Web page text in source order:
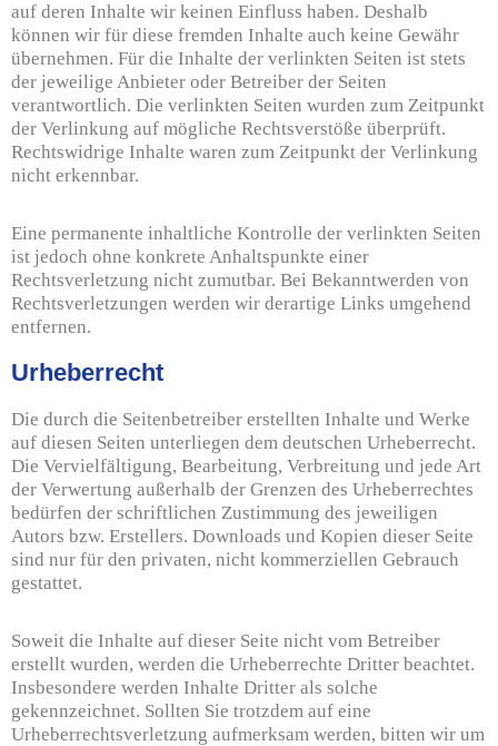
auf deren Inhalte wir keinen Einfluss haben. Deshalb
können wir für diese fremden Inhalte auch keine Gewähr
übernehmen. Für die Inhalte der verlinkten Seiten ist stets
der jeweilige Anbieter oder Betreiber der Seiten
verantwortlich. Die verlinkten Seiten wurden zum Zeitpunkt
der Verlinkung auf mögliche Rechtsverstöße überprüft.
Rechtswidrige Inhalte waren zum Zeitpunkt der Verlinkung
nicht erkennbar.
Eine permanente inhaltliche Kontrolle der verlinkten Seiten
ist jedoch ohne konkrete Anhaltspunkte einer
Rechtsverletzung nicht zumutbar. Bei Bekanntwerden von
Rechtsverletzungen werden wir derartige Links umgehend
entfernen.
Urheberrecht
Die durch die Seitenbetreiber erstellten Inhalte und Werke
auf diesen Seiten unterliegen dem deutschen Urheberrecht.
Die Vervielfältigung, Bearbeitung, Verbreitung und jede Art
der Verwertung außerhalb der Grenzen des Urheberrechtes
bedürfen der schriftlichen Zustimmung des jeweiligen
Autors bzw. Erstellers. Downloads und Kopien dieser Seite
sind nur für den privaten, nicht kommerziellen Gebrauch
gestattet.
Soweit die Inhalte auf dieser Seite nicht vom Betreiber
erstellt wurden, werden die Urheberrechte Dritter beachtet.
Insbesondere werden Inhalte Dritter als solche
gekennzeichnet. Sollten Sie trotzdem auf eine
Urheberrechtsverletzung aufmerksam werden, bitten wir um